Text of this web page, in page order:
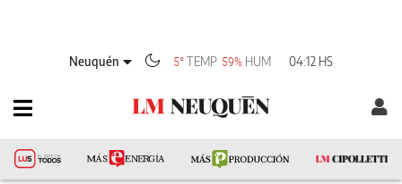
Neuquén 5° TEMP 59% HUM 04:12 HS